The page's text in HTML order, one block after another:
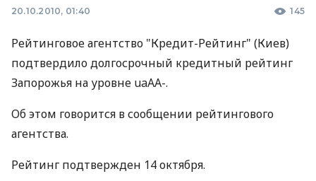
20.10.2010, 01:40 145
Рейтинговое агентство "Кредит-Рейтинг" (Киев)
подтвердило долгосрочный кредитный рейтинг
Запорожья на уровне uaAA-.
Об этом говорится в сообщении рейтингового
агентства.
Рейтинг подтвержден 14 октября.